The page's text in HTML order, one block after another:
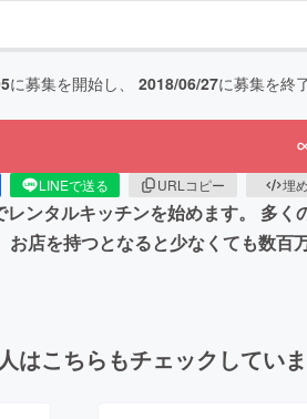
に募集を開始し、 2018/06/27に募集を終
LINEで送る URLコピー 埋
ンタルキッチンを始めます。 多
お店を持つとなると少なくても数
はこちらもチェックしてい